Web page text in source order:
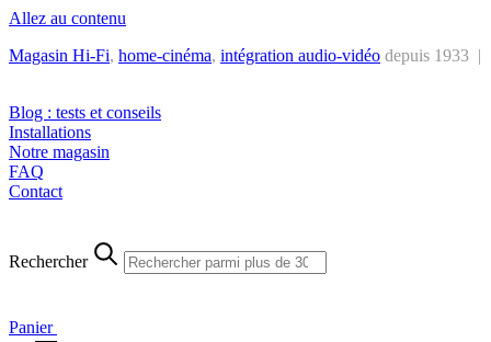
Allez au contenu
Magasin Hi-Fi, home-cinéma, intégration audio-vidéo depuis 1933 |
Blog : tests et conseils
Installations
Notre magasin
FAQ
Contact
Rechercher
Panier